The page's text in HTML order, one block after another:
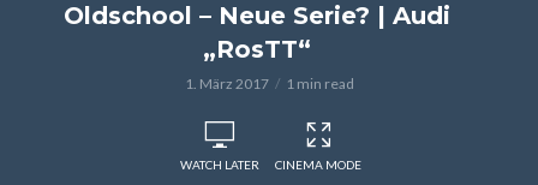
Oldschool – Neue Serie? | Audi
„RosTT“
1. März 2017 1 min read
WATCH LATER CINEMA MODE